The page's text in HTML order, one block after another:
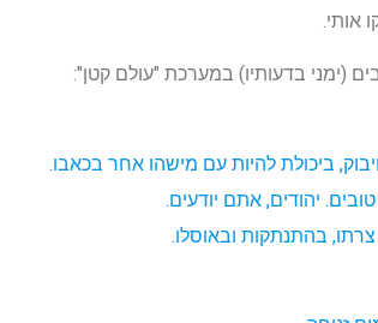
אותי.
(ימני בדעותיו) במערכת "עולם קטן":
ביכולת להיות עם מישהו אחר בכאבו.
יהודים, אתם יודעים.
בהתנתקות ובאוסלו.